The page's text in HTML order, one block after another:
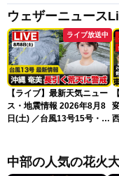
ウェザーニュース
ライブ放送中
【ライブ】最新天気ニュー
ス・地震情報 2026年8月8
日(土) ／台風13号15号・ゲ
ニュースLiVEイブニング・
小川千奈／芳野達郎〉
中部の人気の花火